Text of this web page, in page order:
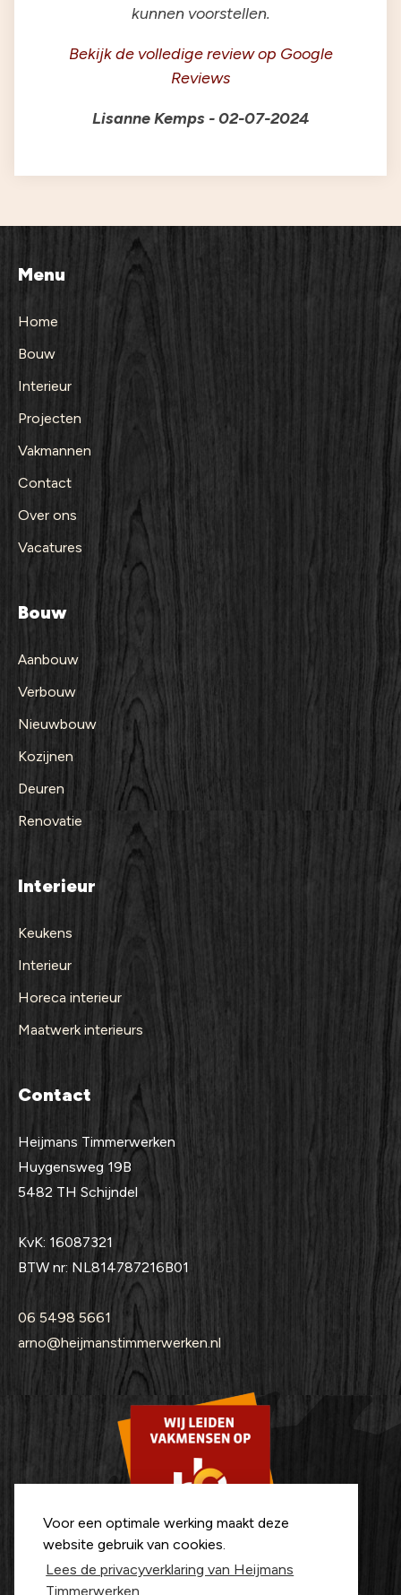
Voor een optimale werking maakt deze
website gebruik van cookies.
Lees de privacyverklaring van Heijmans
Timmerwerken
kunnen voorstellen.
Bekijk de volledige review op Google
Reviews
Lisanne Kemps - 02-07-2024
Menu
Home
Bouw
Interieur
Projecten
Vakmannen
Contact
Over ons
Vacatures
Bouw
Aanbouw
Verbouw
Nieuwbouw
Kozijnen
Deuren
Renovatie
Interieur
Keukens
Interieur
Horeca interieur
Maatwerk interieurs
Contact
Heijmans Timmerwerken
Huygensweg 19B
5482 TH Schijndel
KvK: 16087321
BTW nr: NL814787216B01
06 5498 5661
arno@heijmanstimmerwerken.nl